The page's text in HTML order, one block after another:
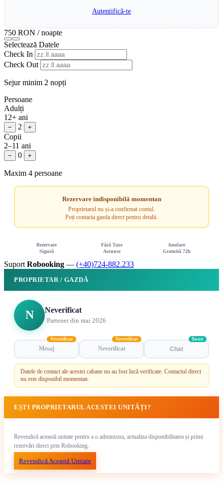
Autentifică-te
750 RON / noapte
Selectează Datele
Check In
Check Out
Sejur minim 2 nopți
Persoane
Adulți
12+ ani
− 2 +
Copii
2–11 ani
− 0 +
Maxim 4 persoane
Rezervare indisponibilă momentan
Proprietarul nu și-a confirmat contul.
Poți contacta gazda direct pentru detalii.
Rezervare
Sigură
Fără Taxe
Ascunse
Anulare
Gratuită 72h
Suport Robooking — (+40)724-882.233
PROPRIETAR / GAZDĂ
N Neverificat
Partener din mai 2026
Mesaj
Neverificat
Neverificat
Neverificat
Chat
Soon
Datele de contact ale acestei cabane nu au fost încă verificate. Contactul direct
nu este disponibil momentan.
EȘTI PROPRIETARUL ACESTEI UNITĂȚI?
Revendică această unitate pentru a o administra, actualiza disponibilitatea și primi
rezervări direct prin Robooking.
Revendică Această Unitate